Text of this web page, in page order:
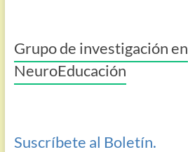
Grupo de investigación en
NeuroEducación
Suscríbete al Boletín.